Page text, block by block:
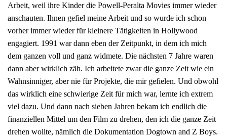
Arbeit, weil ihre Kinder die Powell-Peralta Movies immer wieder
anschauten. Ihnen gefiel meine Arbeit und so wurde ich schon
vorher immer wieder für kleinere Tätigkeiten in Hollywood
engagiert. 1991 war dann eben der Zeitpunkt, in dem ich mich
dem ganzen voll und ganz widmete. Die nächsten 7 Jahre waren
dann aber wirklich zäh. Ich arbeitete zwar die ganze Zeit wie ein
Wahnsinniger, aber nie für Projekte, die mir gefielen. Und obwohl
das wirklich eine schwierige Zeit für mich war, lernte ich extrem
viel dazu. Und dann nach sieben Jahren bekam ich endlich die
finanziellen Mittel um den Film zu drehen, den ich die ganze Zeit
drehen wollte, nämlich die Dokumentation Dogtown and Z Boys.